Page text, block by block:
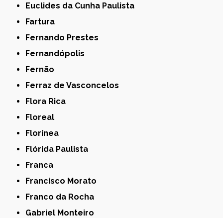
Euclides da Cunha Paulista
Fartura
Fernando Prestes
Fernandópolis
Fernão
Ferraz de Vasconcelos
Flora Rica
Floreal
Florínea
Flórida Paulista
Franca
Francisco Morato
Franco da Rocha
Gabriel Monteiro